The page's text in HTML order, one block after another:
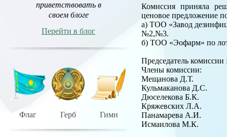
приветствовать в
своем блоге
Перейти в блог
Флаг Герб Гимн
Комиссия приняла
ценовое предложение
а) ТОО «Завод
№2,№3.
б) ТОО «Эофарм» по
Председатель
Члены комиссии:
Мещанова Д.Т.
Кульмаканова Д.С.
Дюселекова Б.К.
Кряжевских Л.А.
Панамарева А.И.
Исмаилова М.К.